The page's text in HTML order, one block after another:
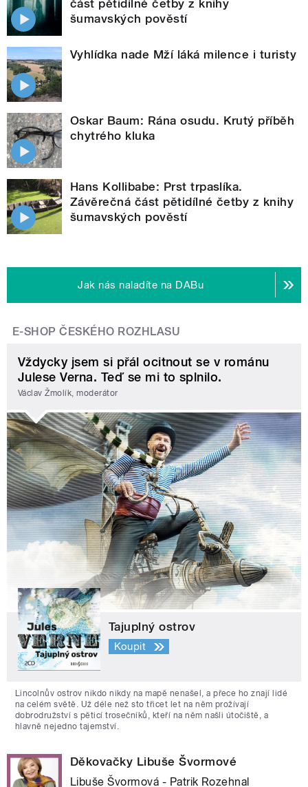
část pětidílné četby z knihy
šumavských pověstí
Vyhlídka nade Mží láká milence i turisty
Oskar Baum: Rána osudu. Krutý příběh
chytrého kluka
Hans Kollibabe: Prst trpaslíka.
Závěrečná část pětidílné četby z knihy
šumavských pověstí
Jak nás naladíte na DABu
E-SHOP ČESKÉHO ROZHLASU
Vždycky jsem si přál ocitnout se v románu
Julese Verna. Teď se mi to splnilo.
Václav Žmolík, moderátor
Tajuplný ostrov
Koupit
Lincolnův ostrov nikdo nikdy na mapě nenašel, a přece ho znají lidé
na celém světě. Už déle než sto třicet let na něm prožívají
dobrodružství s pěticí trosečníků, kteří na něm našli útočiště, a
hlavně nejedno tajemství.
Děkovačky Libuše Švormové
Libuše Švormová - Patrik Rozehnal